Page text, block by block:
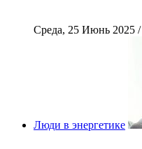
Среда, 25 Июнь 2025 /
Люди в энергетике